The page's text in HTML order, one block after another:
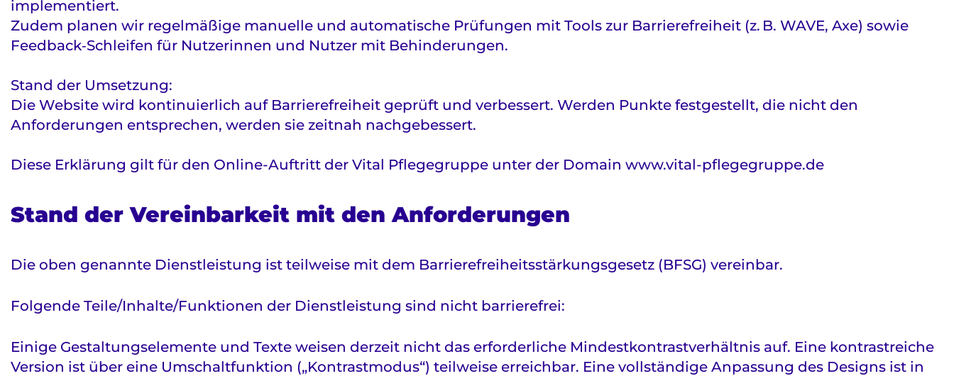
implementiert.
Zudem planen wir regelmäßige manuelle und automatische Prüfungen mit Tools zur Barrierefreiheit (z. B. WAVE, Axe) sowie
Feedback‑Schleifen für Nutzerinnen und Nutzer mit Behinderungen.
Stand der Umsetzung:
Die Website wird kontinuierlich auf Barrierefreiheit geprüft und verbessert. Werden Punkte festgestellt, die nicht den
Anforderungen entsprechen, werden sie zeitnah nachgebessert.
Diese Erklärung gilt für den Online-Auftritt der Vital Pflegegruppe unter der Domain www.vital-pflegegruppe.de
Stand der Vereinbarkeit mit den Anforderungen
Die oben genannte Dienstleistung ist teilweise mit dem Barrierefreiheitsstärkungsgesetz (BFSG) vereinbar.
Folgende Teile/Inhalte/Funktionen der Dienstleistung sind nicht barrierefrei:
Einige Gestaltungselemente und Texte weisen derzeit nicht das erforderliche Mindestkontrastverhältnis auf. Eine kontrastreiche
Version ist über eine Umschaltfunktion („Kontrastmodus“) teilweise erreichbar. Eine vollständige Anpassung des Designs ist in